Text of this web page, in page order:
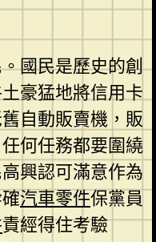
國民是歷史的創
豪猛地將信用卡
自動販賣機，販
何任務都要圍繞
興認可滿意作為
汽車零件保黨員
責經得住考驗